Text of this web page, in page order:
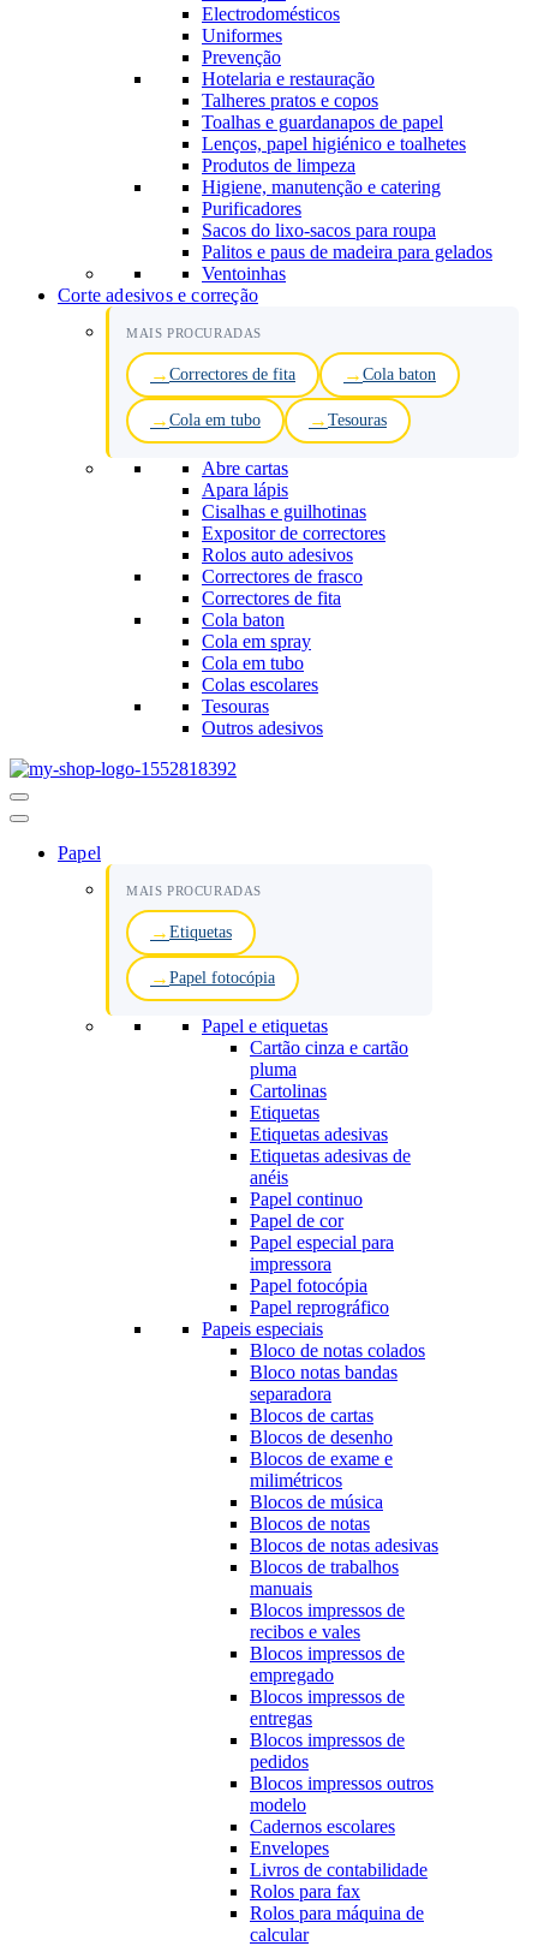
Electrodomésticos
Uniformes
Prevenção
Hotelaria e restauração
Talheres pratos e copos
Toalhas e guardanapos de papel
Lenços, papel higiénico e toalhetes
Produtos de limpeza
Higiene, manutenção e catering
Purificadores
Sacos do lixo-sacos para roupa
Palitos e paus de madeira para gelados
Ventoinhas
Corte adesivos e correção
MAIS PROCURADAS
Correctores de fita Cola baton
Cola em tubo Tesouras
Abre cartas
Apara lápis
Cisalhas e guilhotinas
Expositor de correctores
Rolos auto adesivos
Correctores de frasco
Correctores de fita
Cola baton
Cola em spray
Cola em tubo
Colas escolares
Tesouras
Outros adesivos
Menu
de
Papel
MAIS PROCURADAS
Etiquetas
Papel fotocópia
Papel e etiquetas
Cartão cinza e cartão
pluma
Cartolinas
Etiquetas
Etiquetas adesivas
Etiquetas adesivas de
anéis
Papel continuo
Papel de cor
Papel especial para
impressora
Papel fotocópia
Papel reprográfico
Papeis especiais
Bloco de notas colados
Bloco notas bandas
separadora
Blocos de cartas
Blocos de desenho
Blocos de exame e
milimétricos
Blocos de música
Blocos de notas
Blocos de notas adesivas
Blocos de trabalhos
manuais
Blocos impressos de
recibos e vales
Blocos impressos de
empregado
Blocos impressos de
entregas
Blocos impressos de
pedidos
Blocos impressos outros
modelo
Cadernos escolares
Envelopes
Livros de contabilidade
Rolos para fax
Rolos para máquina de
calcular